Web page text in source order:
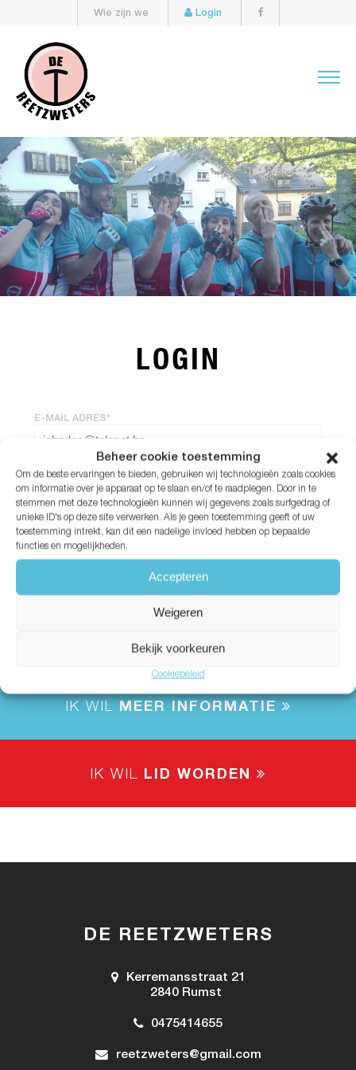
Beheer cookie toestemming
Om de beste ervaringen te bieden, gebruiken wij technologieën zoals cookies
om informatie over je apparaat op te slaan en/of te raadplegen. Door in te
stemmen met deze technologieën kunnen wij gegevens zoals surfgedrag of
unieke ID's op deze site verwerken. Als je geen toestemming geeft of uw
toestemming intrekt, kan dit een nadelige invloed hebben op bepaalde
functies en mogelijkheden.
Accepteren
Weigeren
Bekijk voorkeuren
Cookiebeleid
Wie zijn we Login
LOGIN
E-MAIL ADRES*
WACHTWOORD*
Wachtwoord vergeten?
IK WIL MEER INFORMATIE
IK WIL LID WORDEN
DE REETZWETERS
Kerremansstraat 21
2840 Rumst
0475414655
reetzweters@gmail.com